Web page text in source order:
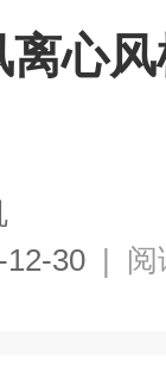
离心
12-30 | 阅